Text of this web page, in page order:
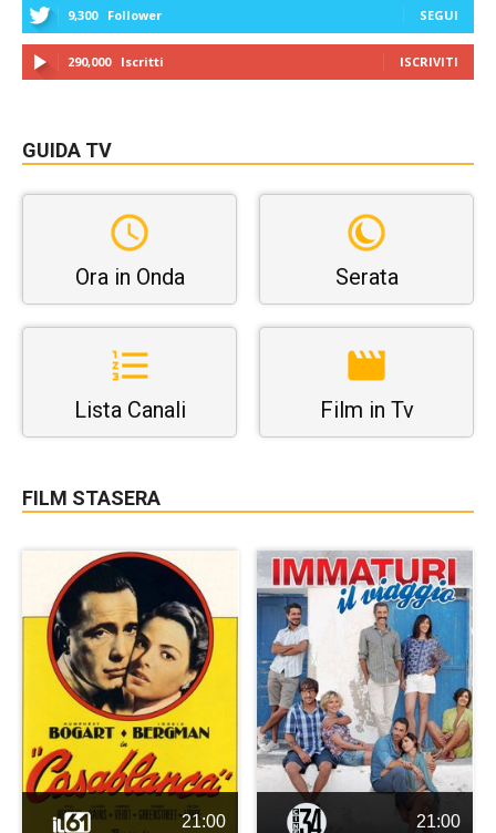
9,300 Follower SEGUI
290,000 Iscritti ISCRIVITI
GUIDA TV
Ora in Onda Serata
Lista Canali Film in Tv
FILM STASERA
21:00 21:00